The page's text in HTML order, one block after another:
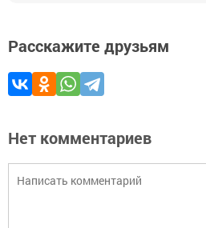
Расскажите друзьям
Нет комментариев